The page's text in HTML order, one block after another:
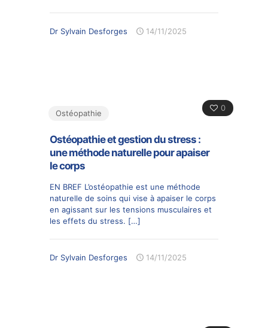
Dr Sylvain Desforges 14/11/2025
0
Ostéopathie
Ostéopathie et gestion du stress :
une méthode naturelle pour apaiser
le corps
EN BREF L’ostéopathie est une méthode
naturelle de soins qui vise à apaiser le corps
en agissant sur les tensions musculaires et
les effets du stress. […]
Dr Sylvain Desforges 14/11/2025